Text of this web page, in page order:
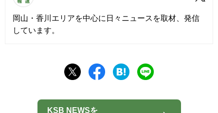
岡山・香川エリアを中心に日々ニュースを取材、発信
しています。
KSB NEWSを